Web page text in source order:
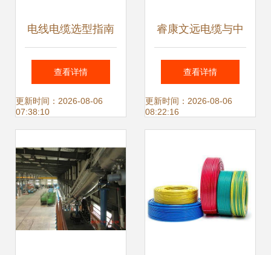
电线电缆选型指南
与采购攻略 从技术
到购物的智慧之选
查看详情
更新时间：2026-08-06
07:38:10
睿康文远电缆与中
国电工技术学会深
化合作 共促电线电
查看详情
更新时间：2026-08-06
08:22:16